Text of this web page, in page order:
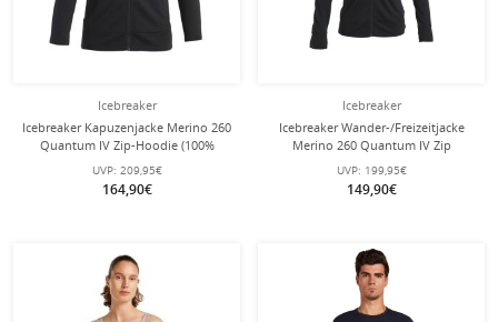
Icebreaker
Icebreaker Kapuzenjacke Merino 260
Quantum IV Zip-Hoodie (100%
Merinowolle) schwarz Herren
UVP: 209,95€
164,90€
Icebreaker
Icebreaker Wander-/Freizeitjacke
Merino 260 Quantum IV Zip
(Merinowolle) schwarz Herren
UVP: 199,95€
149,90€